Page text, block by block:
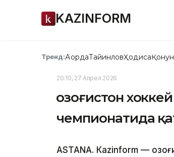
KAZINFORM
Тренд:АқордаТайинловҲодиса
20:10, 27 Апрел 2026
Қозоғистон
чемпионатида
ASTANА. Кazinform —